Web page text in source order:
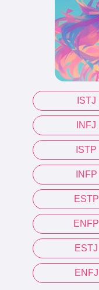
ISTJ
INFJ
ISTP
INFP
ESTP
ENFP
ESTJ
ENFJ